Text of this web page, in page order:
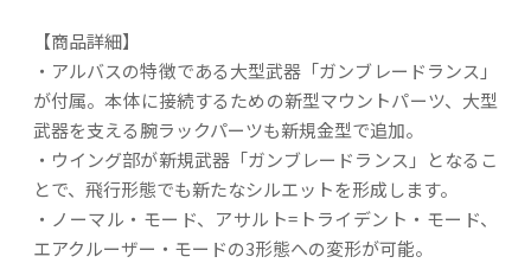
【商品詳細】
・アルバスの特徴である大型武器「ガンブレードランス」
が付属。本体に接続するための新型マウントパーツ、大型
武器を支える腕ラックパーツも新規金型で追加。
・ウイング部が新規武器「ガンブレードランス」となるこ
とで、飛行形態でも新たなシルエットを形成します。
・ノーマル・モード、アサルト=トライデント・モード、
エアクルーザー・モードの3形態への変形が可能。